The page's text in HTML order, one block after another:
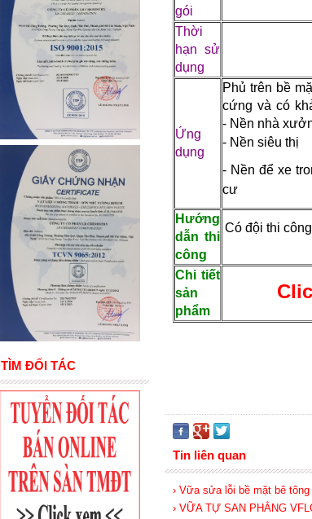
gói
Thời
hạn sử
dụng
Ứng
dụng
Phủ trên bề
cứng và có
- Nền nhà
- Nền siêu thị
- Nền để xe
cư
Hướng
dẫn thi
công
Có đội thi
Chi tiết
sản
phẩm
Tin liên quan
› Vữa sửa lỗi bề mặt bê
› VỮA TỰ SAN PHẲNG
TÌM ĐỐI TÁC